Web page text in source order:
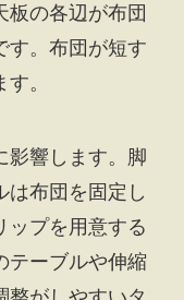
板の各辺が布団
す。布団が短す
。
影響します。脚
は布団を固定し
ップを用意する
テーブルや伸縮